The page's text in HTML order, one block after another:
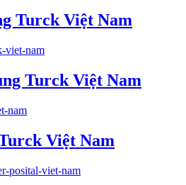
Turck Việt Nam
Turck Việt Nam
Việt Nam